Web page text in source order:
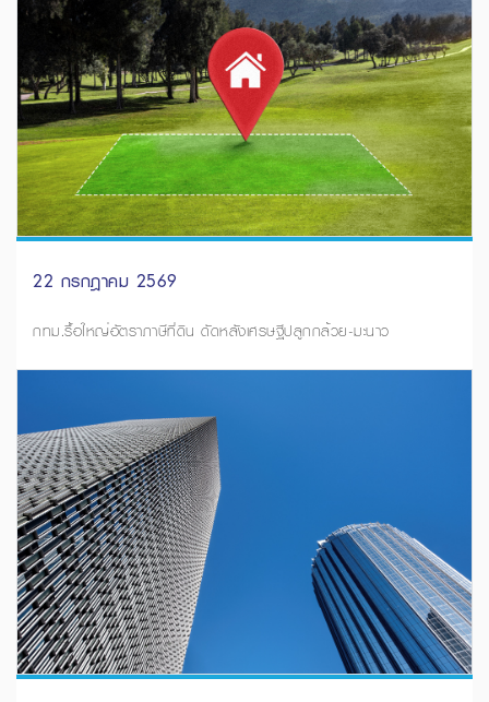
22 กรกฎาคม 2569
กทม.รื้อใหญ่อัตราภาษีที่ดิน ดัดหลังเศรษฐีปลูกกล้วย-มะนาว